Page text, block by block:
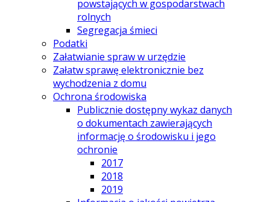
powstających w gospodarstwach
rolnych
Segregacja śmieci
Podatki
Załatwianie spraw w urzędzie
Załatw sprawę elektronicznie bez
wychodzenia z domu
Ochrona środowiska
Publicznie dostępny wykaz danych
o dokumentach zawierających
informację o środowisku i jego
ochronie
2017
2018
2019